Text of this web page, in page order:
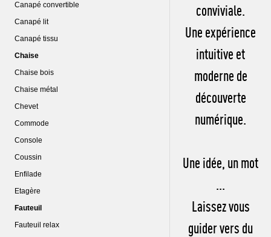
Canapé convertible
Canapé lit
Canapé tissu
Chaise
Chaise bois
Chaise métal
Chevet
Commode
Console
Coussin
Enfilade
Etagère
Fauteuil
Fauteuil relax
conviviale.
Une expérience
intuitive et
moderne de
découverte
numérique.
Une idée, un mot
...
Laissez vous
guider vers du